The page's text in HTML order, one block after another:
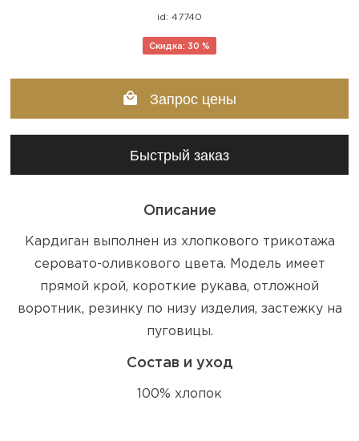
id: 47740
Скидка: 30 %
Запрос цены
Быстрый заказ
Описание
Кардиган выполнен из хлопкового трикотажа
серовато-оливкового цвета. Модель имеет
прямой крой, короткие рукава, отложной
воротник, резинку по низу изделия, застежку на
пуговицы.
Состав и уход
100% хлопок